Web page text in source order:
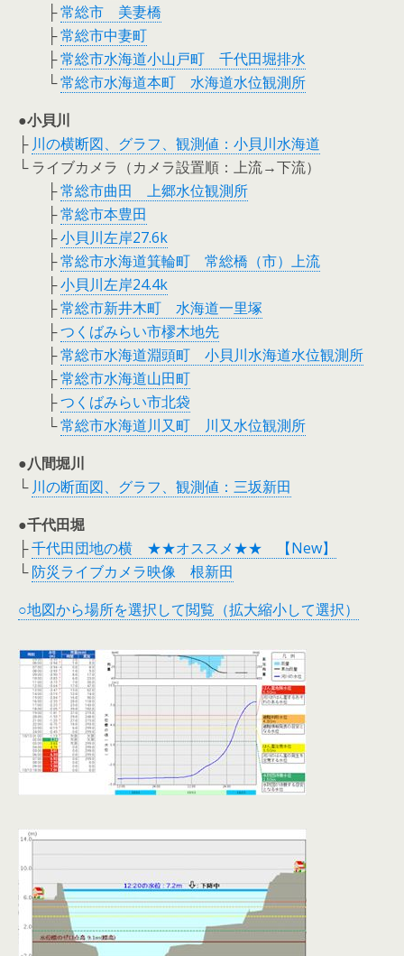
├常総市 美妻橋
├常総市中妻町
├常総市水海道小山戸町 千代田堀排水
└常総市水海道本町 水海道水位観測所
●小貝川
├ 川の横断図、グラフ、観測値：小貝川水海道
└ ライブカメラ（カメラ設置順：上流→下流）
├常総市曲田 上郷水位観測所
├常総市本豊田
├小貝川左岸27.6k
├常総市水海道箕輪町 常総橋（市）上流
├小貝川左岸24.4k
├常総市新井木町 水海道一里塚
├つくばみらい市樛木地先
├常総市水海道淵頭町 小貝川水海道水位観測所
├常総市水海道山田町
├つくばみらい市北袋
└常総市水海道川又町 川又水位観測所
●八間堀川
└ 川の断面図、グラフ、観測値：三坂新田
●千代田堀
├千代田団地の横 ★★オススメ★★ 【New】
└防災ライブカメラ映像 根新田
○地図から場所を選択して閲覧（拡大縮小して選択）